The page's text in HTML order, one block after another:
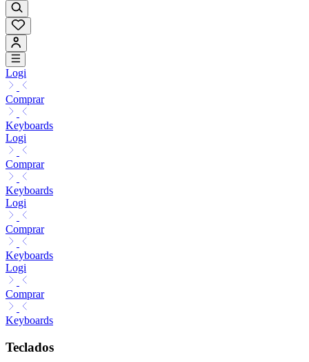
Logi
Comprar
Keyboards
Logi
Comprar
Keyboards
Logi
Comprar
Keyboards
Logi
Comprar
Keyboards
Teclados